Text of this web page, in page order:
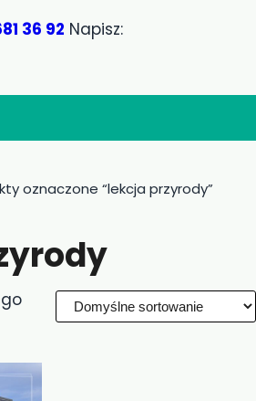
36 92 Napisz:
oznaczone “lekcja przyrody”